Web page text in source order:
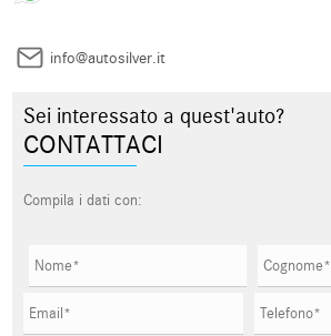
info@autosilver.it
Sei interessato a quest'auto?
CONTATTACI
Compila i dati con: